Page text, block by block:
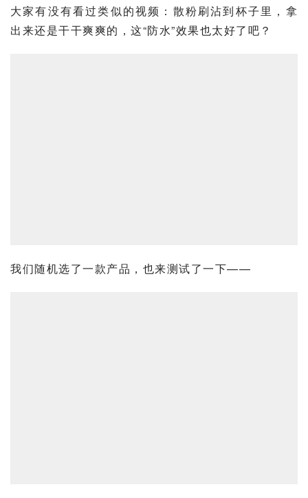
大家有没有看过类似的视频：散粉刷沾到杯子里，拿
出来还是干干爽爽的，这“防水”效果也太好了吧？
我们随机选了一款产品，也来测试了一下——